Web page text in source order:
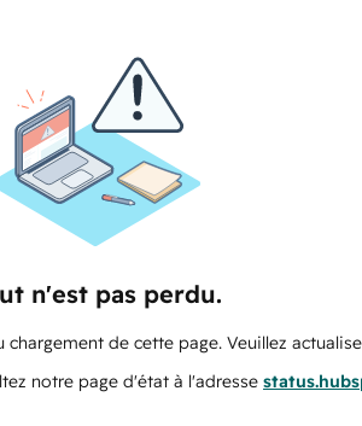
n'est pas perdu.
de cette page. Veuillez
notre page d'état à l'adresse